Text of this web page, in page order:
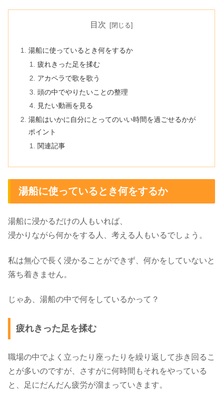
目次
湯船に使っているとき何をするか
疲れきった足を揉む
アカペラで歌を歌う
頭の中でやりたいことの整理
見たい動画を見る
湯船はいかに自分にとってのいい時間を過ごせるかが
ポイント
関連記事
湯船に使っているとき何をするか
湯船に浸かるだけの人もいれば、
浸かりながら何かをする人、考える人もいるでしょう。
私は無心で長く浸かることができず、何かをしていないと
落ち着きません。
じゃあ、湯船の中で何をしているかって？
疲れきった足を揉む
職場の中でよく立ったり座ったりを繰り返して歩き回るこ
とが多いのですが、さすがに何時間もそれをやっている
と、足にだんだん疲労が溜まっていきます。